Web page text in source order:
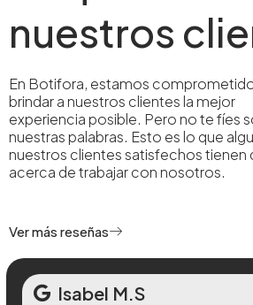
nuestros
En Botifora, estamos
brindar a nuestros clientes la mejor
experiencia posible. Pero no te fíes
nuestras palabras. Esto es lo que
nuestros clientes satisfechos tienen
acerca de trabajar con nosotros.
Ver más reseñas
Isabel M.S